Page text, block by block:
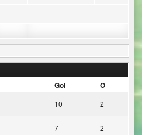
Gol O
10 2
7 2